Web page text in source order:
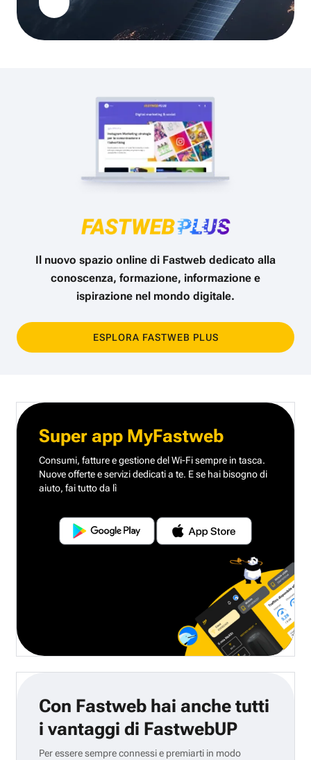
Il nuovo spazio online di Fastweb dedicato alla
conoscenza, formazione, informazione e
ispirazione nel mondo digitale.
ESPLORA FASTWEB PLUS
Super app MyFastweb
Consumi, fatture e gestione del Wi-Fi sempre in tasca.
Nuove offerte e servizi dedicati a te. E se hai bisogno di
aiuto, fai tutto da lì
Con Fastweb hai anche tutti
i vantaggi di FastwebUP
Per essere sempre connessi e premiarti in modo